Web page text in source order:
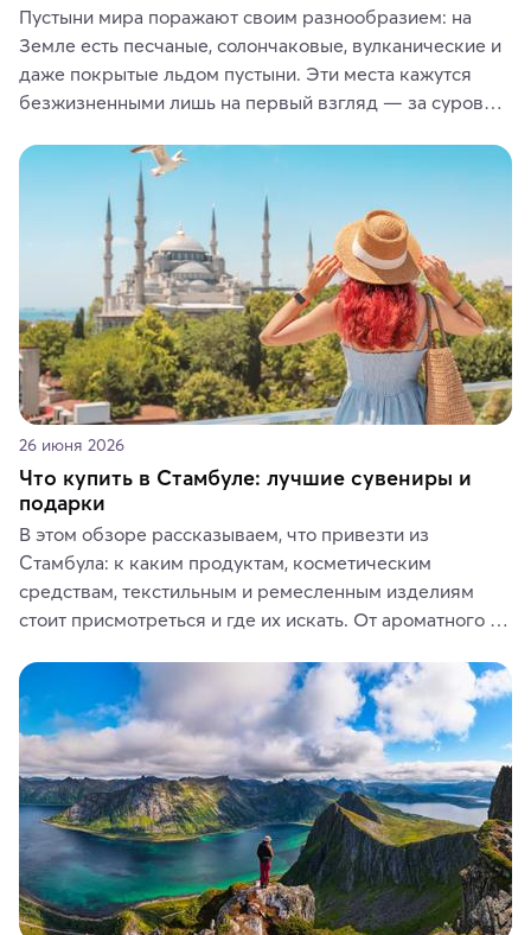
Пустыни мира поражают своим разнообразием: на
Земле есть песчаные, солончаковые, вулканические и
даже покрытые льдом пустыни. Эти места кажутся
безжизненными лишь на первый взгляд — за суровой
животные и маршруты, которые дарят одни из самых
ярких впечатлений от путешествий.
26 июня 2026
Что купить в Стамбуле: лучшие сувениры и
подарки
В этом обзоре рассказываем, что привезти из
Стамбула: к каким продуктам, косметическим
средствам, текстильным и ремесленным изделиям
стоит присмотреться и где их искать. От ароматного
керамики и изделий из кожи на турецких рынках и в
аутентичных лавках — в подарок близким или себе на
память о путешествии.